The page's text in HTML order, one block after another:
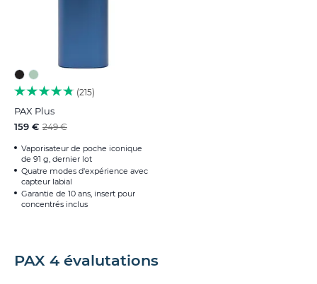
215
PAX Plus
159 € 249 €
Vaporisateur de poche iconique
de 91 g, dernier lot
Quatre modes d'expérience avec
capteur labial
Garantie de 10 ans, insert pour
concentrés inclus
PAX 4 évalutations